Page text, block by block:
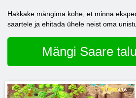
Hakkake mängima kohe, et minna
saartele ja ehitada ühele neist oma
Mängi Saare